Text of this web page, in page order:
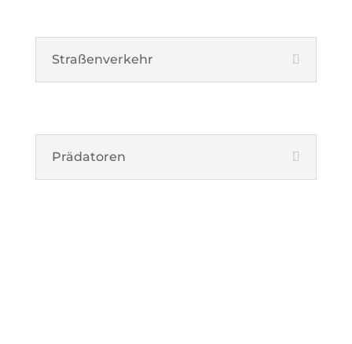
Straßenverkehr
Prädatoren